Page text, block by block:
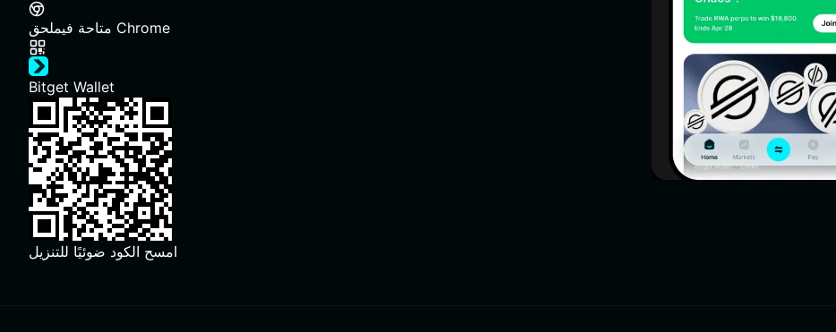
متاحة في ملحق Chrome
Bitget Wallet
امسح الكود ضوئيًا للتنزيل